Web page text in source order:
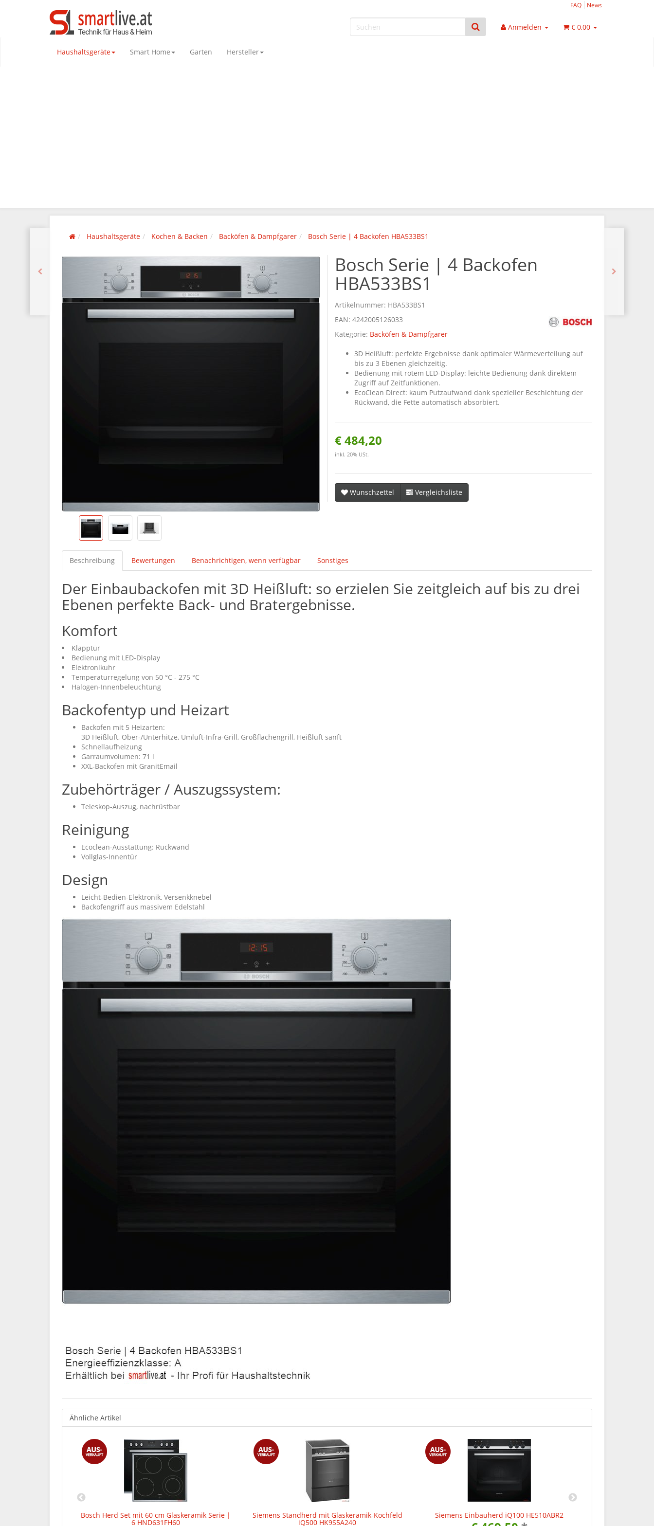
FAQ News
Anmelden € 0,00
Haushaltsgeräte Smart Home Garten Hersteller
Haushaltsgeräte Kochen & Backen Backöfen & Dampfgarer Bosch Serie | 4 Backofen HBA533BS1
Bosch Serie | 4 Backofen
HBA533BS1
Artikelnummer: HBA533BS1
EAN: 4242005126033
Kategorie: Backöfen & Dampfgarer
3D Heißluft: perfekte Ergebnisse dank optimaler Wärmeverteilung auf
bis zu 3 Ebenen gleichzeitig.
Bedienung mit rotem LED-Display: leichte Bedienung dank direktem
Zugriff auf Zeitfunktionen.
EcoClean Direct: kaum Putzaufwand dank spezieller Beschichtung der
Rückwand, die Fette automatisch absorbiert.
€ 484,20
inkl. 20% USt.
Wunschzettel Vergleichsliste
Beschreibung Bewertungen Benachrichtigen, wenn verfügbar Sonstiges
Der Einbaubackofen mit 3D Heißluft: so erzielen Sie zeitgleich auf bis zu drei
Ebenen perfekte Back- und Bratergebnisse.
Komfort
Klapptür
Bedienung mit LED-Display
Elektronikuhr
Temperaturregelung von 50 °C - 275 °C
Halogen-Innenbeleuchtung
Backofentyp und Heizart
Backofen mit 5 Heizarten:
3D Heißluft, Ober-/Unterhitze, Umluft-Infra-Grill, Großflächengrill, Heißluft sanft
Schnellaufheizung
Garraumvolumen: 71 l
XXL-Backofen mit GranitEmail
Zubehörträger / Auszugssystem:
Teleskop-Auszug, nachrüstbar
Reinigung
Ecoclean-Ausstattung: Rückwand
Vollglas-Innentür
Design
Leicht-Bedien-Elektronik, Versenkknebel
Backofengriff aus massivem Edelstahl
Ähnliche Artikel
Bosch Herd Set mit 60 cm Glaskeramik Serie |
6 HND631FH60
Siemens Standherd mit Glaskeramik-Kochfeld
iQ500 HK9S5A240
Siemens Einbauherd iQ100 HE510ABR2